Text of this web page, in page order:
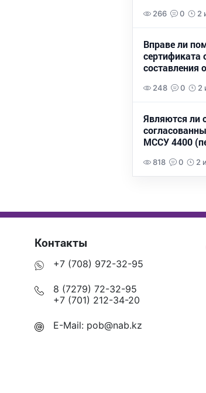
266 0 2
Вправе ли
сертификата
составления
248 0 2
Являются ли
МССУ 4400
818 0 2
Контакты
+7 (708) 972-32-95
8 (7279) 72-32-95
+7 (701) 212-34-20
E-Mail: pob@nab.kz